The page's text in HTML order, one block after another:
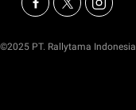
©2025 PT. Rallytama Indonesia